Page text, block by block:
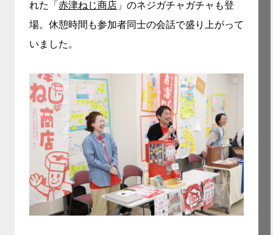
れた「 赤津ねじ商店 」のネジガチャガチャも登
場。休憩時間も参加者同士の会話で盛り上がって
いました。